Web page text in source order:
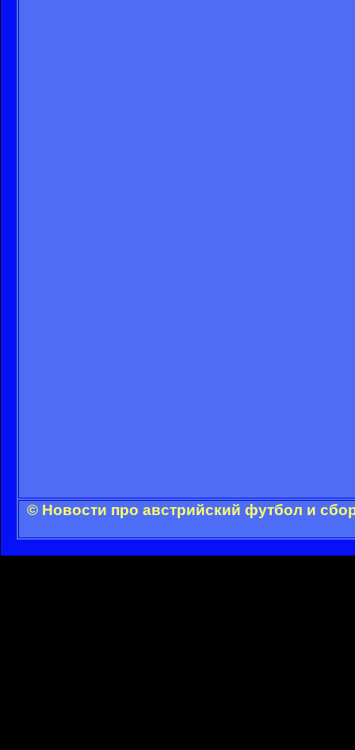
© Новости про австрийский футбол и